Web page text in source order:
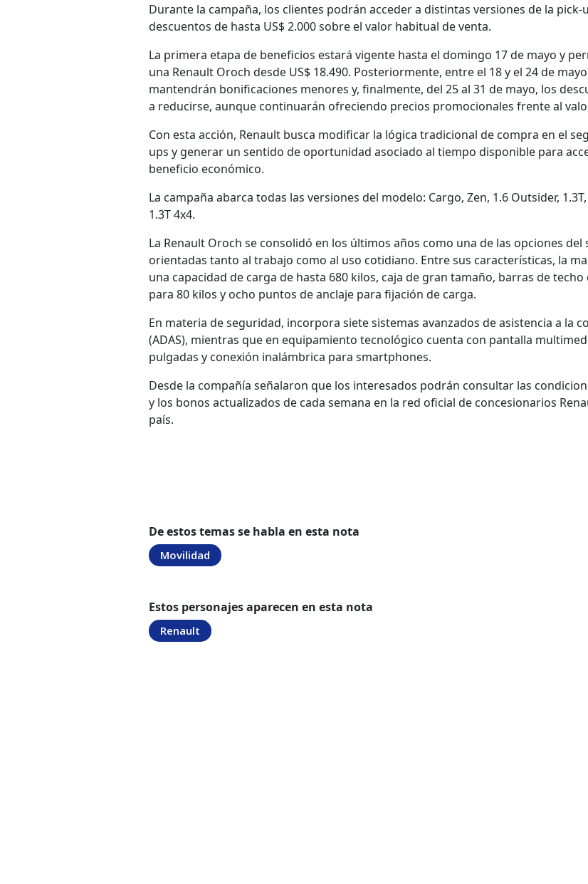
Durante la campaña, los clientes podrán acceder a distintas versiones de la pick-
descuentos de hasta US$ 2.000 sobre el valor habitual de venta.
La primera etapa de beneficios estará vigente hasta el domingo 17 de mayo y
una Renault Oroch desde US$ 18.490. Posteriormente, entre el 18 y el 24 de
mantendrán bonificaciones menores y, finalmente, del 25 al 31 de mayo, los
a reducirse, aunque continuarán ofreciendo precios promocionales frente al
Con esta acción, Renault busca modificar la lógica tradicional de compra en el
ups y generar un sentido de oportunidad asociado al tiempo disponible para
beneficio económico.
La campaña abarca todas las versiones del modelo: Cargo, Zen, 1.6 Outsider,
1.3T 4x4.
La Renault Oroch se consolidó en los últimos años como una de las opciones del
orientadas tanto al trabajo como al uso cotidiano. Entre sus características, la
una capacidad de carga de hasta 680 kilos, caja de gran tamaño, barras de techo
para 80 kilos y ocho puntos de anclaje para fijación de carga.
En materia de seguridad, incorpora siete sistemas avanzados de asistencia a la
(ADAS), mientras que en equipamiento tecnológico cuenta con pantalla
pulgadas y conexión inalámbrica para smartphones.
Desde la compañía señalaron que los interesados podrán consultar las
y los bonos actualizados de cada semana en la red oficial de concesionarios
país.
De estos temas se habla en esta nota
Movilidad
Estos personajes aparecen en esta nota
Renault